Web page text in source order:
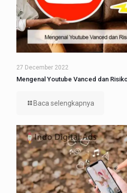
27 December 2022
Mengenal Youtube Vanced dan
Baca selengkapnya